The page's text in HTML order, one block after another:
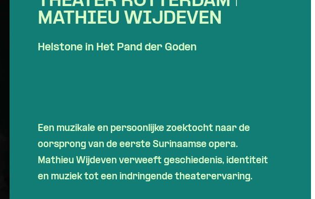
MATHIEU WIJDEVEN
Helstone in Het Pand der Goden
Een muzikale en persoonlijke zoektocht naar de
oorsprong van de eerste Surinaamse opera.
MathieuWijdeven verweeft geschiedenis, identiteit
en muziek tot een indringende theaterervaring.